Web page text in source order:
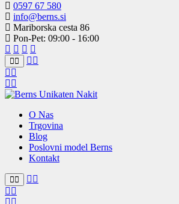
0597 67 580
info@berns.si
Mariborska cesta 86
Pon-Pet: 09:00 - 16:00
O Nas
Trgovina
Blog
Poslovni model Berns
Kontakt